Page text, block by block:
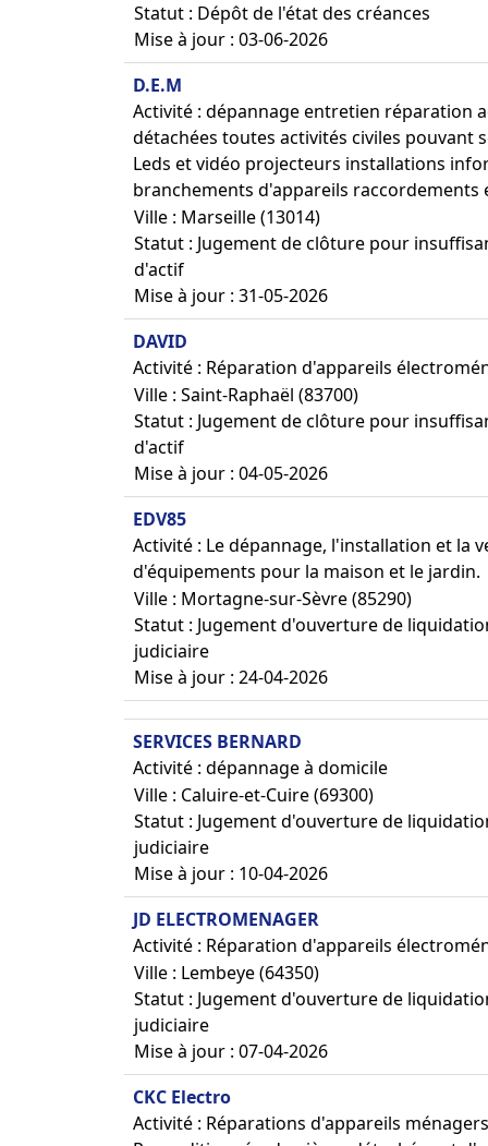
Statut : Dépôt de l'état des créances
Mise à jour : 03-06-2026
D.E.M
Activité : dépannage entretien réparation
détachées toutes activités civiles
Leds et vidéo projecteurs installations
branchements d'appareils raccordements
Ville : Marseille (13014)
Statut : Jugement de clôture pour
d'actif
Mise à jour : 31-05-2026
DAVID
Activité : Réparation d'appareils
Ville : Saint-Raphaël (83700)
Statut : Jugement de clôture pour
d'actif
Mise à jour : 04-05-2026
EDV85
Activité : Le dépannage, l'installation et la
d'équipements pour la maison et le jardin.
Ville : Mortagne-sur-Sèvre (85290)
Statut : Jugement d'ouverture de
judiciaire
Mise à jour : 24-04-2026
SERVICES BERNARD
Activité : dépannage à domicile
Ville : Caluire-et-Cuire (69300)
Statut : Jugement d'ouverture de
judiciaire
Mise à jour : 10-04-2026
JD ELECTROMENAGER
Activité : Réparation d'appareils
Ville : Lembeye (64350)
Statut : Jugement d'ouverture de
judiciaire
Mise à jour : 07-04-2026
CKC Electro
Activité : Réparations d'appareils